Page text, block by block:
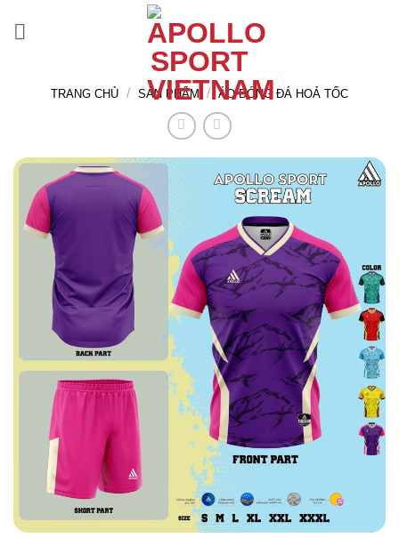
TRANG CHỦ / SẢN PHẨM / ÁO BÓNG ĐÁ HOẢ TỐC